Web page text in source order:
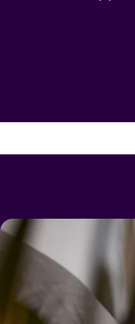
Samsung Galaxy
Alla smartwatches